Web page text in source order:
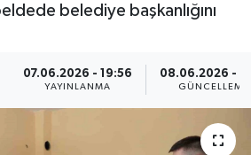
belediye başkanlığını
07.06.2026 - 19:56
YAYINLANMA
08.06.2026 -
GÜNCELLEME